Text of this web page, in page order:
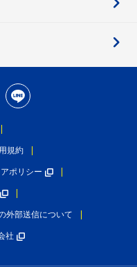
規約
ポリシー
外部送信について
社